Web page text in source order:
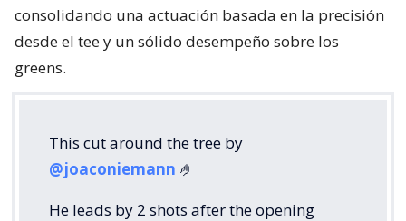
consolidando una actuación basada en la precisión
desde el tee y un sólido desempeño sobre los
greens.
This cut around the tree by
@joaconiemann 🤌
He leads by 2 shots after the opening